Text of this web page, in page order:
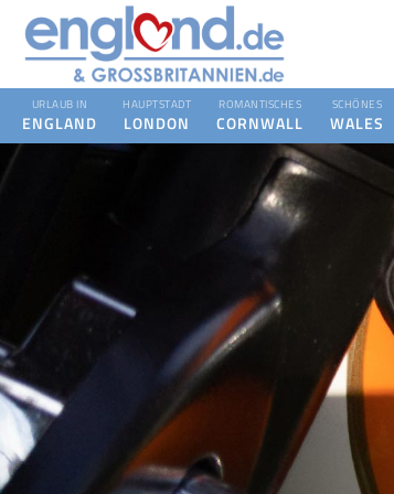
URLAUB IN
ENGLAND
HAUPTSTADT
LONDON
ROMANTISCHES
CORNWALL
SCHÖNES
WALES